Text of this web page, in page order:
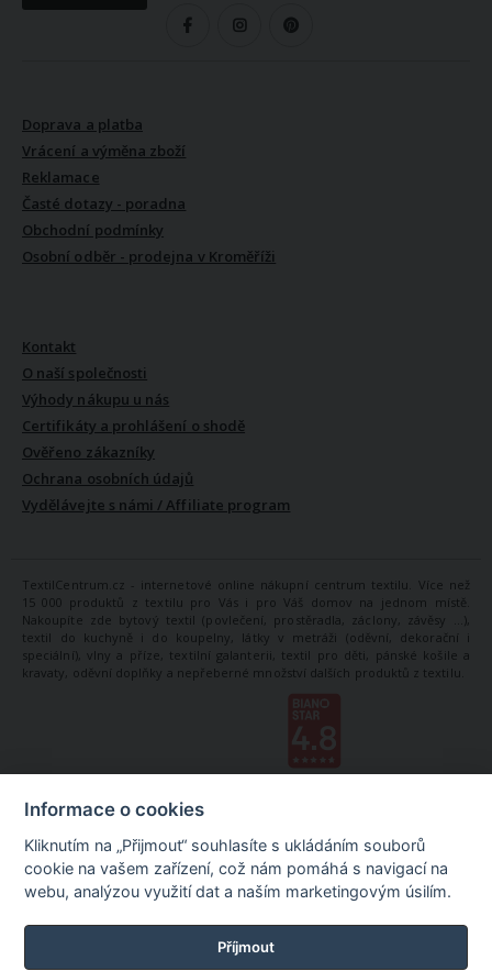
Doprava a platba
Vrácení a výměna zboží
Reklamace
Časté dotazy - poradna
Obchodní podmínky
Osobní odběr - prodejna v Kroměříži
Kontakt
O naší společnosti
Výhody nákupu u nás
Certifikáty a prohlášení o shodě
Ověřeno zákazníky
Ochrana osobních údajů
Vydělávejte s námi / Affiliate program
TextilCentrum.cz - internetové online nákupní centrum textilu. Více než
15 000 produktů z textilu pro Vás i pro Váš domov na jednom místě.
Nakoupíte zde bytový textil (povlečení, prostěradla, záclony, závěsy ...),
textil do kuchyně i do koupelny, látky v metráži (oděvní, dekorační i
speciální), vlny a příze, textilní galanterii, textil pro děti, pánské košile a
kravaty, oděvní doplňky a nepřeberné množství dalších produktů z textilu.
Informace o cookies
Kliknutím na „Přijmout“ souhlasíte s ukládáním souborů
cookie na vašem zařízení, což nám pomáhá s navigací na
webu, analýzou využití dat a naším marketingovým úsilím.
Příjmout